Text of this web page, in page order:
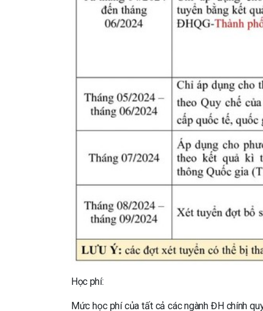
Học phí:
Mức học phí của tất cả các ngành ĐH chính